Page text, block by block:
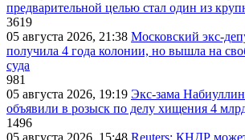
предварительной целью стал один из
3619
05 августа 2026, 21:38 Московский экс-
получила 4 года колонии, но вышла на
суда
981
05 августа 2026, 19:19 Экс-зама
объявили в розыск по делу хищения 4
1496
05 августа 2026, 15:48 Reuters: КНДР